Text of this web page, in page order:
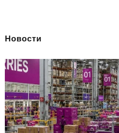
Новости